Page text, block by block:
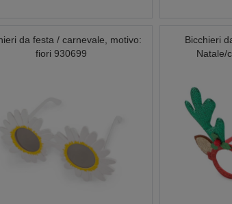
da festa / carnevale, motivo:
fiori 930699
Bicchieri
Natale/